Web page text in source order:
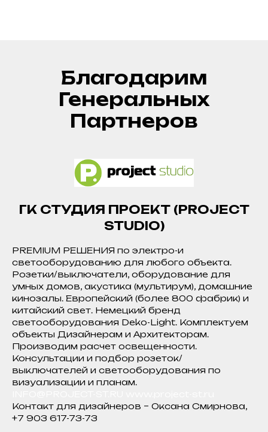
Благодарим
Генеральных
Партнеров
ГК СТУДИЯ ПРОЕКТ (PROJECT
STUDIO)
PREMIUM РЕШЕНИЯ по электро-и
светооборудованию для любого объекта.
Розетки/выключатели, оборудование для
умных домов, акустика (мультирум), домашние
кинозалы. Европейский (более 800 фабрик) и
китайский свет. Немецкий бренд
светооборудования Deko-Light. Комплектуем
объекты Дизайнерам и Архитекторам.
Производим расчет освещенности.
Консультации и подбор розеток/
выключателей и светооборудования по
визуализации и планам.
Контакт для дизайнеров – Оксана Смирнова,
+7 903 617-73-73